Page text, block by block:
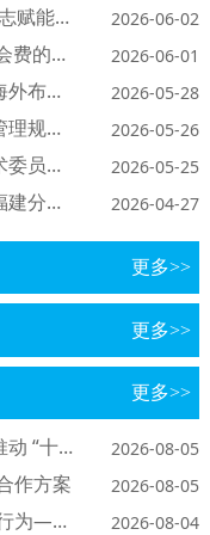
协会动态 | 我会协办“福建省地理标志赋能产业发展交流会（南平场）” 2026-06-02
福建省商标协会关于缴纳2026年度会费的通知 2026-06-01
我会协办商标品牌价值赋能提升暨海外布局及风险防范宣介推广活动 2026-05-28
关于发布《福建省高知名商标认定管理规范》团体标准立项的公告 2026-05-26
关于发布福建省商标协会标准化技术委员会成员名单的公告 2026-05-25
我会组织参加全国知识产权宣传周福建分会场活动 2026-04-27
更多>>
更多>>
更多>>
人民日报署名文章｜申长雨：奋力推动 “十五五” 知识产权事业高质量发展 2026-08-05
作方案 2026-08-05
专家解读 | 规范商标使用 整治误导行为——《中华人民共和国商标法》第五次修订新增第五十六条解读 2026-08-04